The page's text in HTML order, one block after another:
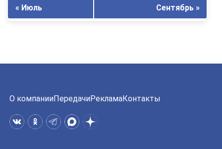
« Июль Сентябрь »
О компанииПередачиРекламаКонтакты